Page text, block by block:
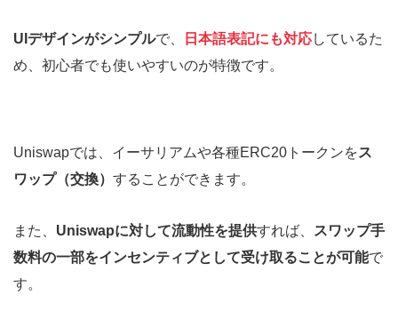
UIデザインがシンプルで、 日本語表記にも対応しているた
め、初心者でも使いやすいのが特徴です。
Uniswapでは、イーサリアムや各種ERC20トークンをス
ワップ（交換） することができます。
また、 Uniswapに対して流動性を提供すれば、
スワップ手
数料の一部をインセンティブとして受け取ることが可能で
す。